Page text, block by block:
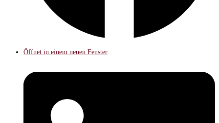
Öffnet in einem neuen Fenster